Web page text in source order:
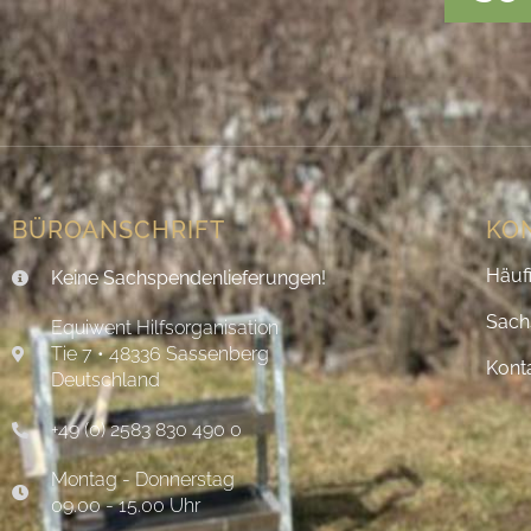
BÜROANSCHRIFT
Keine Sachspendenlieferungen!
Equiwent Hilfsorganisation
Tie 7 • 48336 Sassenberg
Deutschland
+49 (0) 2583 830 490 0
Montag - Donnerstag
09.00 - 15.00 Uhr